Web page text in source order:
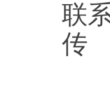
联
传